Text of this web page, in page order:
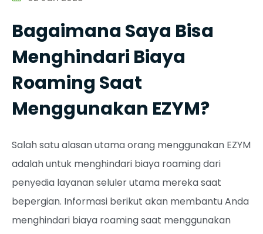
Bagaimana Saya Bisa
Menghindari Biaya
Roaming Saat
Menggunakan EZYM?
Salah satu alasan utama orang menggunakan EZYM
adalah untuk menghindari biaya roaming dari
penyedia layanan seluler utama mereka saat
bepergian. Informasi berikut akan membantu Anda
menghindari biaya roaming saat menggunakan